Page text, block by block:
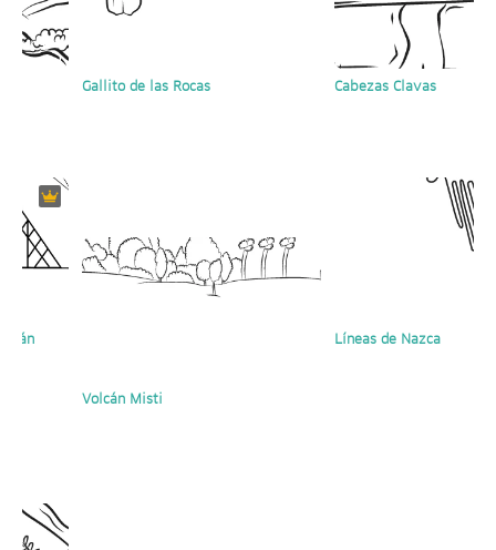
Gallito de las Rocas
Volcán Misti
Cabezas Clavas
Líneas de Nazca